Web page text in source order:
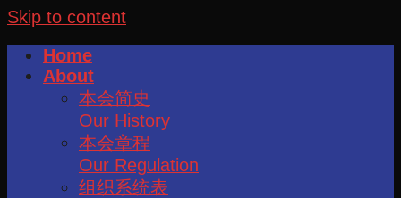
Skip to content
Home
About
本会简史
Our History
本会章程
Our Regulation
组织系统表